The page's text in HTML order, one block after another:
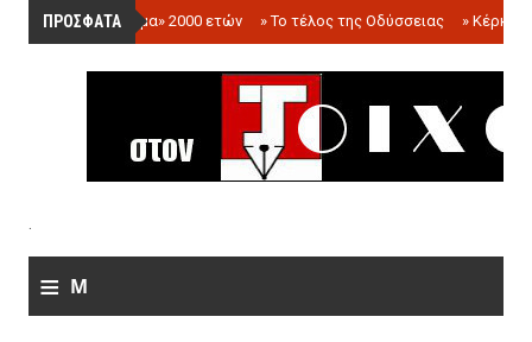
ΠΡΟΣΦΑΤΑ
»«Ολόγραμμα» 2000 ετών »Το τέλος της Οδύσσειας »
.
≡ M